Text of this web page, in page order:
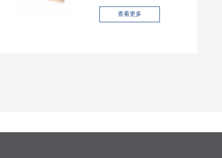
材料的组合。
查看更多